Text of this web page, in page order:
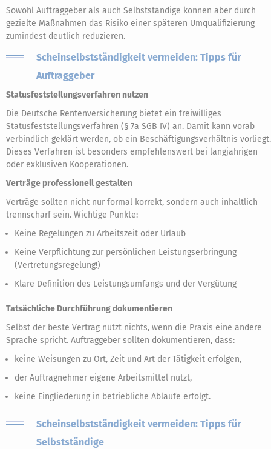
Sowohl Auftraggeber als auch Selbstständige können aber durch
gezielte Maßnahmen das Risiko einer späteren Umqualifizierung
zumindest deutlich reduzieren.
Scheinselbstständigkeit vermeiden: Tipps für
Auftraggeber
Statusfeststellungsverfahren nutzen
Die Deutsche Rentenversicherung bietet ein freiwilliges
Statusfeststellungsverfahren (§ 7a SGB IV) an. Damit kann vorab
verbindlich geklärt werden, ob ein Beschäftigungsverhältnis vorliegt.
Dieses Verfahren ist besonders empfehlenswert bei langjährigen
oder exklusiven Kooperationen.
Verträge professionell gestalten
Verträge sollten nicht nur formal korrekt, sondern auch inhaltlich
trennscharf sein. Wichtige Punkte:
Keine Regelungen zu Arbeitszeit oder Urlaub
Keine Verpflichtung zur persönlichen Leistungserbringung
(Vertretungsregelung!)
Klare Definition des Leistungsumfangs und der Vergütung
Tatsächliche Durchführung dokumentieren
Selbst der beste Vertrag nützt nichts, wenn die Praxis eine andere
Sprache spricht. Auftraggeber sollten dokumentieren, dass:
keine Weisungen zu Ort, Zeit und Art der Tätigkeit erfolgen,
der Auftragnehmer eigene Arbeitsmittel nutzt,
keine Eingliederung in betriebliche Abläufe erfolgt.
Scheinselbstständigkeit vermeiden: Tipps für
Selbstständige